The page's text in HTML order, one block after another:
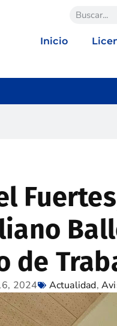
Inicio
de
2024 Actualidad,